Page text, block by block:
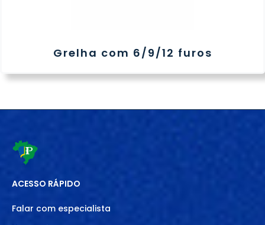
Grelha com 6/9/12 furos
ACESSO RÁPIDO
Falar com especialista